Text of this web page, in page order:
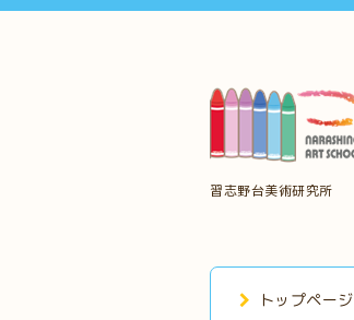
習志野台美術研究所
トップページ